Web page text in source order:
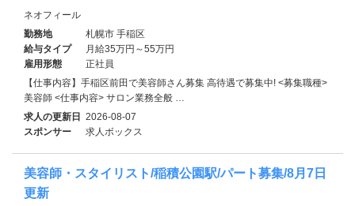
ネオフィール
勤務地
札幌市 手稲区
給与タイプ
月給35万円～55万円
雇用形態
正社員
【仕事内容】手稲区前田で美容師さん募集 高待遇で募集中! <募集職種>
美容師 <仕事内容> サロン業務全般 …
求人の更新日 2026-08-07
スポンサー
求人ボックス
美容師・スタイリスト/稲積公園駅/パート募集/8月7日
更新